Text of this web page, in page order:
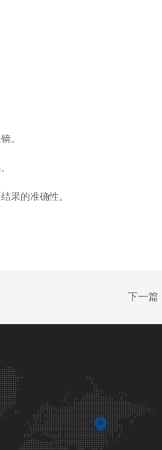
。
果的准确性。
下一篇